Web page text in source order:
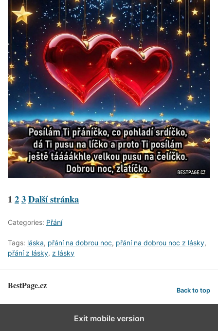
123Další stránka
Categories: Přání
Tags: láska, přání na dobrou noc, přání na dobrou noc z lásky,
přání z lásky, z lásky
BestPage.cz Back to top
Exit mobile version